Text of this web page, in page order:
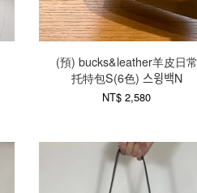
(預) bucks&leather羊皮日常
托特包S(6色) 스윙백N
NT$ 2,580